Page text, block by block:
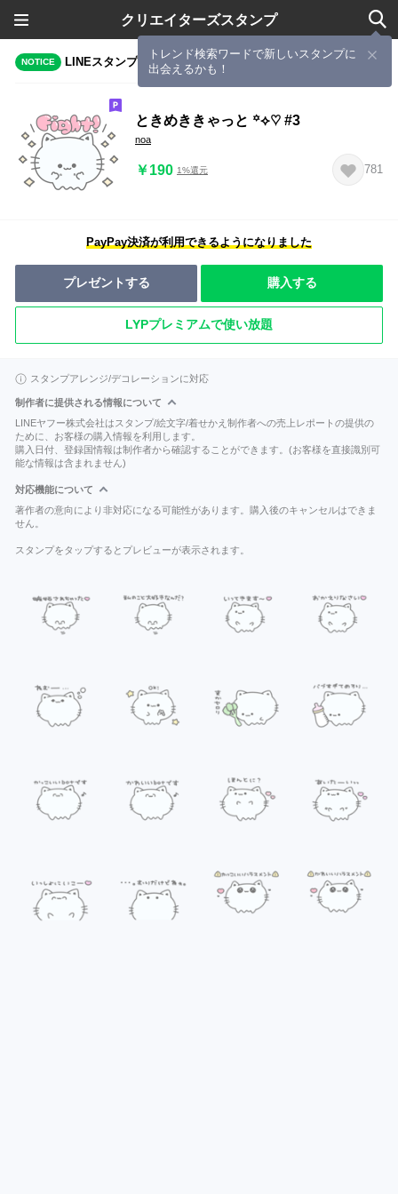
クリエイターズスタンプ
トレンド検索ワードで新しいスタンプに
出会えるかも！
NOTICE LINEスタンプメーカーで作成されたスタンプ
ときめききゃっと ꙳⟡♡ #3
noa
￥190 1%還元 781
PayPay決済が利用できるようになりました
プレゼントする 購入する
LYPプレミアムで使い放題
スタンプアレンジ/デコレーションに対応
制作者に提供される情報について
LINEヤフー株式会社はスタンプ/絵文字/着せかえ制作者への売上レポートの提供の
ために、お客様の購入情報を利用します。
購入日付、登録国情報は制作者から確認することができます。(お客様を直接識別可
能な情報は含まれません)
対応機能について
著作者の意向により非対応になる可能性があります。購入後のキャンセルはできま
せん。
スタンプをタップするとプレビューが表示されます。